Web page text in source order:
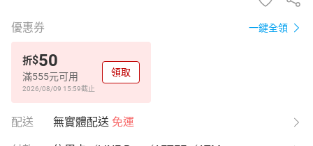
優惠券 一鍵全領
折$50
滿555元可用
2026/08/09 15:59截止
領取
配送 無實體配送 免運